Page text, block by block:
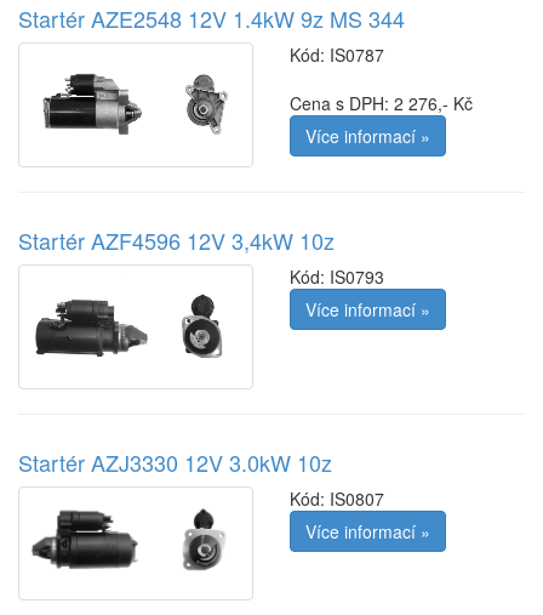
Startér AZE2548 12V 1.4kW 9z MS 344
Kód: IS0787
Cena s DPH: 2 276,- Kč
Více informací »
Startér AZF4596 12V 3,4kW 10z
Kód: IS0793
Více informací »
Startér AZJ3330 12V 3.0kW 10z
Kód: IS0807
Více informací »